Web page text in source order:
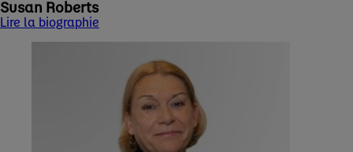
Susan Roberts
Lire la biographie